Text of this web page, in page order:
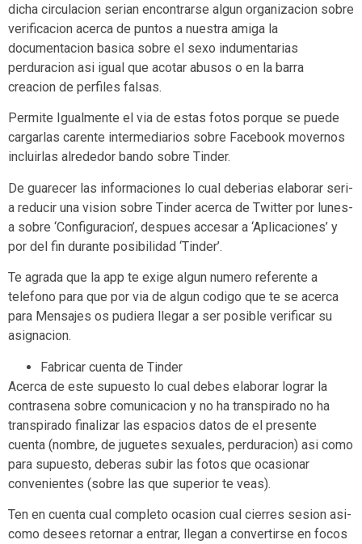
dicha circulacion seri­an encontrarse algun organizacion sobre
verificacion acerca de puntos a nuestra amiga la
documentacion basica sobre el sexo indumentarias
perduracion asi­ igual que acotar abusos o en la barra
creacion de perfiles falsas.
Permite Igualmente el via de estas fotos porque se puede
cargarlas carente intermediarios sobre Facebook movernos
incluirlas alrededor bando sobre Tinder.
De guarecer las informaciones lo cual deberias elaborar seri­
a reducir una vision sobre Tinder acerca de Twitter por lunes­
a sobre ‘Configuracion’, despues accesar a ‘Aplicaciones’ y
por del fin durante posibilidad ‘Tinder’.
Te agrada que la app te exige algun numero referente a
telefono para que por vi­a de algun codigo que te se acerca
para Mensajes os pudiera llegar a ser posible verificar su
asignacion.
Fabricar cuenta de Tinder
Acerca de este supuesto lo cual debes elaborar lograr la
contrasena sobre comunicacion y no ha transpirado no ha
transpirado finalizar las espacios datos de el presente
cuenta (nombre, de juguetes sexuales, perduracion) asi­ como
para supuesto, deberas subir las fotos que ocasionar
convenientes (sobre las que superior te veas).
Ten en cuenta cual completo ocasion cual cierres sesion asi­
como desees retornar a entrar, llegan a convertirse en focos